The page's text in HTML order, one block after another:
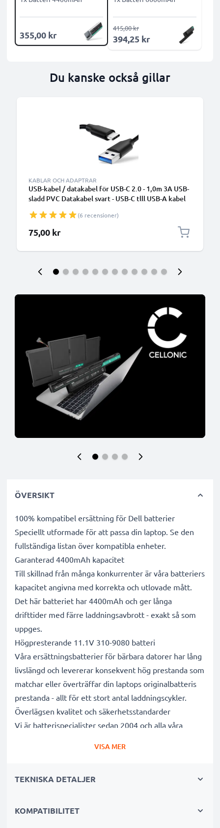
355,00 kr 394,25 kr
415,00 kr
Du kanske också gillar
KABLAR OCH ADAPTRAR
USB-kabel / datakabel för USB-C 2.0 - 1,0m 3A USB-
sladd PVC Datakabel svart - USB-C tlll USB-A kabel
(6 recensioner)
75,00 kr
ÖVERSIKT
100% kompatibel ersättning för Dell batterier
Speciellt utformade för att passa din laptop. Se den
fullständiga listan över kompatibla enheter.
Garanterad 4400mAh kapacitet
Till skillnad från många konkurrenter är våra batteriers
kapacitet angivna med korrekta och utlovade mått.
Det här batteriet har 4400mAh och ger långa
drifttider med färre laddningsavbrott - exakt så som
uppges.
Högpresterande 11.1V 310-9080 batteri
Våra ersättningsbatterier för bärbara datorer har lång
livslängd och levererar konsekvent hög prestanda som
matchar eller överträffar din laptops originalbatteris
prestanda - allt för ett stort antal laddningscykler.
Överlägsen kvalitet och säkerhetsstandarder
Vi är batterispecialister sedan 2004 och alla våra
mer därtill. Det är därför de levereras med 3 års
Det hållbara valet
VISA MER
TEKNISKA DETALJER
KOMPATIBILITET